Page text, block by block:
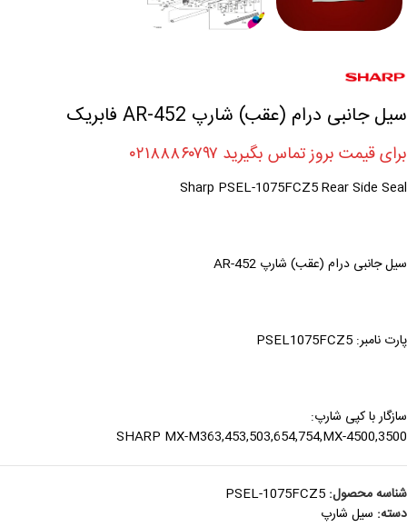
سیل جانبی درام (عقب) شارپ AR-452 فابریک
برای قیمت بروز تماس بگیرید ۰۲۱۸۸۸۶۰۷۹۷
Sharp PSEL-1075FCZ5 Rear Side Seal
سیل جانبی درام (عقب) شارپ AR-452
پارت نامبر: PSEL1075FCZ5
سازگار با کپی شارپ:
SHARP MX-M363,453,503,654,754,MX-4500,3500
شناسه محصول: PSEL-1075FCZ5
دسته: سيل شارپ